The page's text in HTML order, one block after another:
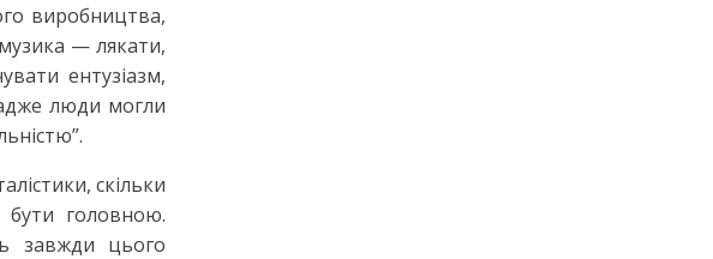
виробництва,
музика — лякати,
ентузіазм,
люди могли
скільки
головною.
завжди цього